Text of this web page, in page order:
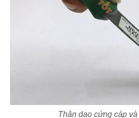
Thân dao cứng cáp